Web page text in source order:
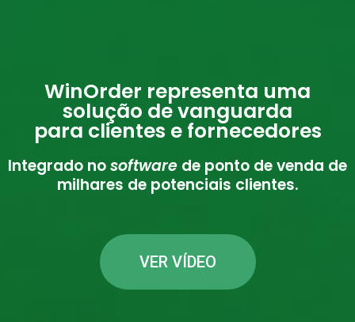
WinOrder representa uma
solução de vanguarda
para clientes e fornecedores
Integrado nosoftware de ponto de venda de
milhares de potenciais clientes.
VER VÍDEO